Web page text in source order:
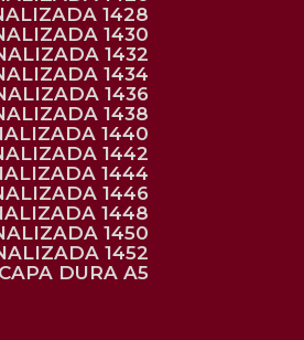
1428
1430
1432
1434
1436
1438
1440
1442
1444
1446
1448
1450
1452
DURA A5